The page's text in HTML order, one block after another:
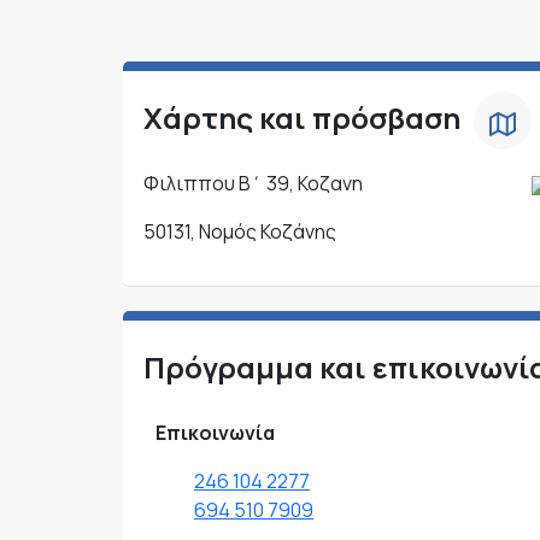
Χάρτης και πρόσβαση
Φιλιππου Β΄ 39, Κοζανη
50131, Νομός Κοζάνης
Πρόγραμμα και
Επικοινωνία
246 104 2277
694 510 7909